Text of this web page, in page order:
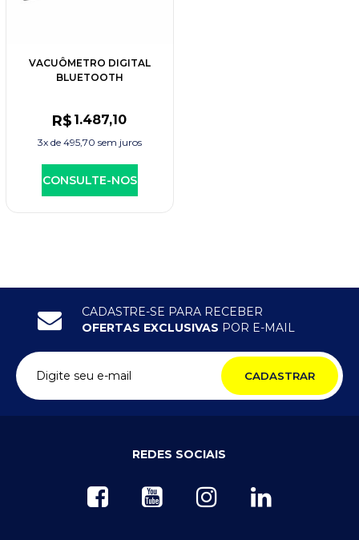
VACUÔMETRO DIGITAL
BLUETOOTH
R$ 1.487,10
3x de 495,70 sem juros
CONSULTE-NOS
CADASTRE-SE PARA RECEBER
OFERTAS EXCLUSIVAS POR E-MAIL
CADASTRAR
REDES SOCIAIS